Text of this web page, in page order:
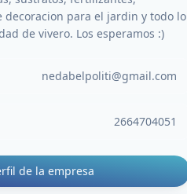
decoracion para el jardin y todo lo
de vivero. Los esperamos :)
nedabelpoliti@gmail.com
2664704051
de la empresa